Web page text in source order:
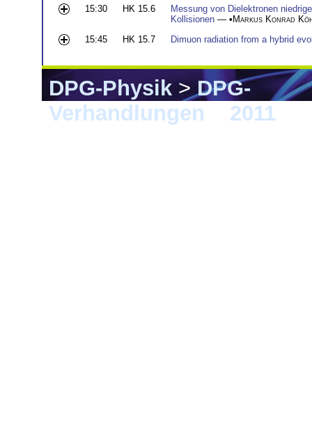
15:30 HK 15.6
Messung von Dielektronen
Kollisionen — •Markus Konrad
15:45
HK 15.7 Dimuon radiation from a hybrid
DPG-Physik>DPG-
Verhandlungen
2011